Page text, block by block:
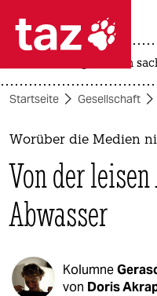
 taz
taz
themen
politik
öko
kultur
landtagswahl in
Startseite Gesellschaft
Worüber die Medien
Von der
Abwasser
Kolumne
von Doris